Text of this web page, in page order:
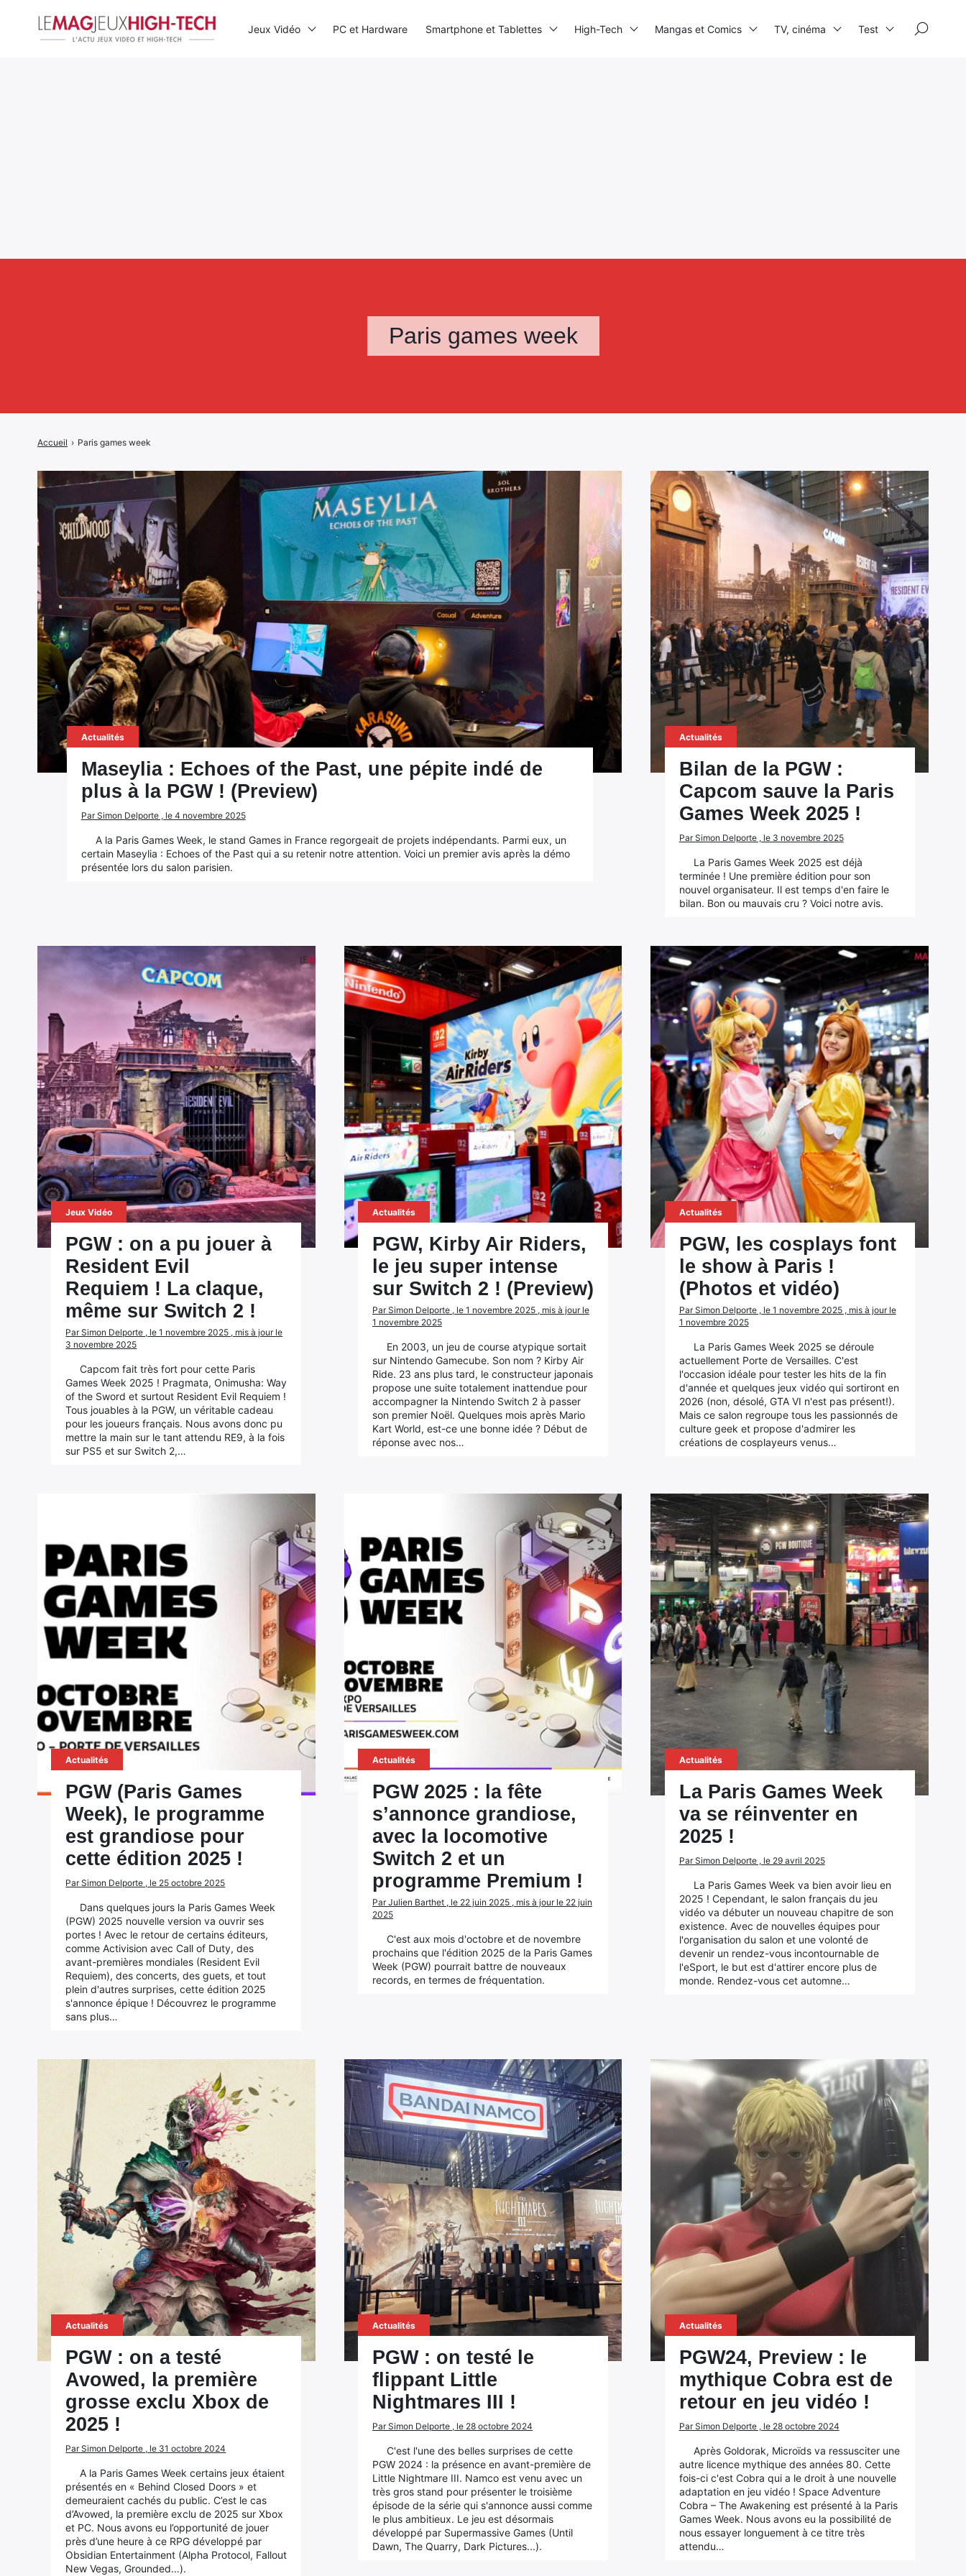
Paris games week
Accueil › Paris games week
Actualités
Maseylia : Echoes of the Past, une pépite indé de
plus à la PGW ! (Preview)
Par Simon Delporte , le 4 novembre 2025
A la Paris Games Week, le stand Games in France regorgeait de projets indépendants. Parmi eux, un
certain Maseylia : Echoes of the Past qui a su retenir notre attention. Voici un premier avis après la démo
présentée lors du salon parisien.
Actualités
Bilan de la PGW :
Capcom sauve la Paris
Games Week 2025 !
Par Simon Delporte , le 3 novembre 2025
La Paris Games Week 2025 est déjà
terminée ! Une première édition pour son
nouvel organisateur. Il est temps d'en faire le
bilan. Bon ou mauvais cru ? Voici notre avis.
Jeux Vidéo
PGW : on a pu jouer à
Resident Evil
Requiem ! La claque,
même sur Switch 2 !
Par Simon Delporte , le 1 novembre 2025 , mis à jour le
3 novembre 2025
Capcom fait très fort pour cette Paris
Games Week 2025 ! Pragmata, Onimusha: Way
of the Sword et surtout Resident Evil Requiem !
Tous jouables à la PGW, un véritable cadeau
pour les joueurs français. Nous avons donc pu
mettre la main sur le tant attendu RE9, à la fois
sur PS5 et sur Switch 2,…
Actualités
PGW, Kirby Air Riders,
le jeu super intense
sur Switch 2 ! (Preview)
Par Simon Delporte , le 1 novembre 2025 , mis à jour le
1 novembre 2025
En 2003, un jeu de course atypique sortait
sur Nintendo Gamecube. Son nom ? Kirby Air
Ride. 23 ans plus tard, le constructeur japonais
propose une suite totalement inattendue pour
accompagner la Nintendo Switch 2 à passer
son premier Noël. Quelques mois après Mario
Kart World, est-ce une bonne idée ? Début de
réponse avec nos…
Actualités
PGW, les cosplays font
le show à Paris !
(Photos et vidéo)
Par Simon Delporte , le 1 novembre 2025 , mis à jour le
1 novembre 2025
La Paris Games Week 2025 se déroule
actuellement Porte de Versailles. C'est
l'occasion idéale pour tester les hits de la fin
d'année et quelques jeux vidéo qui sortiront en
2026 (non, désolé, GTA VI n'est pas présent!).
Mais ce salon regroupe tous les passionnés de
culture geek et propose d'admirer les
créations de cosplayeurs venus…
Actualités
PGW (Paris Games
Week), le programme
est grandiose pour
cette édition 2025 !
Par Simon Delporte , le 25 octobre 2025
Dans quelques jours la Paris Games Week
(PGW) 2025 nouvelle version va ouvrir ses
portes ! Avec le retour de certains éditeurs,
comme Activision avec Call of Duty, des
avant-premières mondiales (Resident Evil
Requiem), des concerts, des guets, et tout
plein d'autres surprises, cette édition 2025
s'annonce épique ! Découvrez le programme
sans plus…
Actualités
PGW 2025 : la fête
s’annonce grandiose,
avec la locomotive
Switch 2 et un
programme Premium !
Par Julien Barthet , le 22 juin 2025 , mis à jour le 22 juin
2025
C'est aux mois d'octobre et de novembre
prochains que l'édition 2025 de la Paris Games
Week (PGW) pourrait battre de nouveaux
records, en termes de fréquentation.
Actualités
La Paris Games Week
va se réinventer en
2025 !
Par Simon Delporte , le 29 avril 2025
La Paris Games Week va bien avoir lieu en
2025 ! Cependant, le salon français du jeu
vidéo va débuter un nouveau chapitre de son
existence. Avec de nouvelles équipes pour
l'organisation du salon et une volonté de
devenir un rendez-vous incontournable de
l'eSport, le but est d'attirer encore plus de
monde. Rendez-vous cet automne…
Actualités
PGW : on a testé
Avowed, la première
grosse exclu Xbox de
2025 !
Par Simon Delporte , le 31 octobre 2024
A la Paris Games Week certains jeux étaient
présentés en « Behind Closed Doors » et
demeuraient cachés du public. C’est le cas
d’Avowed, la première exclu de 2025 sur Xbox
et PC. Nous avons eu l’opportunité de jouer
près d’une heure à ce RPG développé par
Obsidian Entertainment (Alpha Protocol, Fallout
New Vegas, Grounded…).
Actualités
PGW : on testé le
flippant Little
Nightmares III !
Par Simon Delporte , le 28 octobre 2024
C'est l'une des belles surprises de cette
PGW 2024 : la présence en avant-première de
Little Nightmare III. Namco est venu avec un
très gros stand pour présenter le troisième
épisode de la série qui s'annonce aussi comme
le plus ambitieux. Le jeu est désormais
développé par Supermassive Games (Until
Dawn, The Quarry, Dark Pictures...).
Actualités
PGW24, Preview : le
mythique Cobra est de
retour en jeu vidéo !
Par Simon Delporte , le 28 octobre 2024
Après Goldorak, Microïds va ressusciter une
autre licence mythique des années 80. Cette
fois-ci c'est Cobra qui a le droit à une nouvelle
adaptation en jeu vidéo ! Space Adventure
Cobra – The Awakening est présenté à la Paris
Games Week. Nous avons eu la possibilité de
nous essayer longuement à ce titre très
attendu…
Jeux Vidéo PC et Hardware Smartphone et Tablettes High-Tech Mangas et Comics TV, cinéma Test